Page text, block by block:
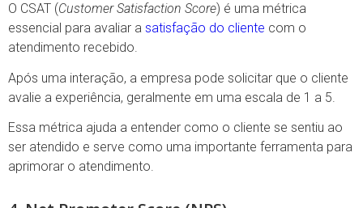
O CSAT (Customer Satisfaction Score) é uma métrica
essencial para avaliar a satisfação do cliente com o
atendimento recebido.
Após uma interação, a empresa pode solicitar que o cliente
avalie a experiência, geralmente em uma escala de 1 a 5.
Essa métrica ajuda a entender como o cliente se sentiu ao
ser atendido e serve como uma importante ferramenta para
aprimorar o atendimento.